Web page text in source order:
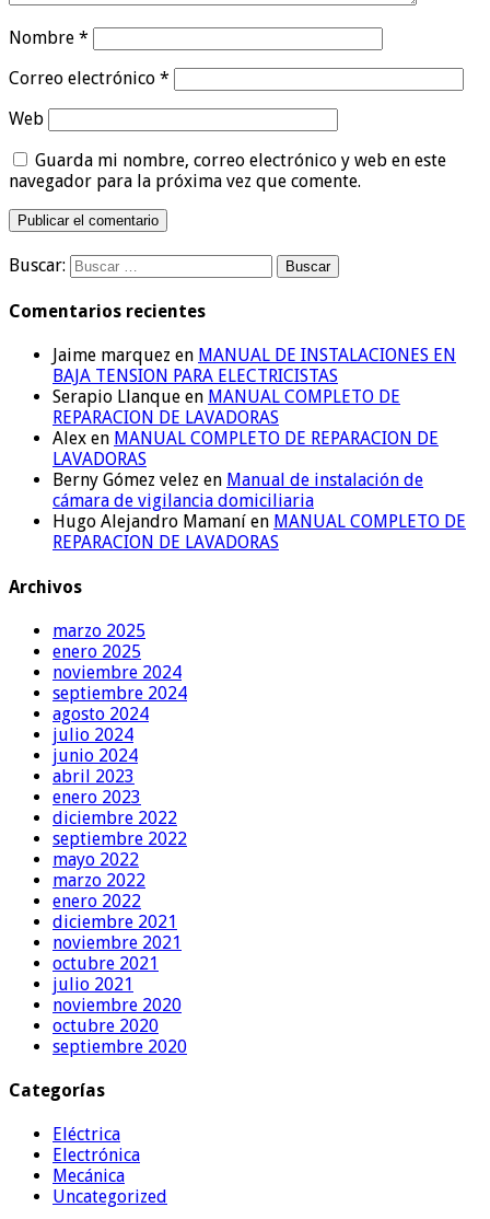
Nombre *
Correo electrónico *
Web
Guarda mi nombre, correo electrónico y web en este
navegador para la próxima vez que comente.
Buscar:
Comentarios recientes
Jaime marquez en MANUAL DE INSTALACIONES EN
BAJA TENSION PARA ELECTRICISTAS
Serapio Llanque en MANUAL COMPLETO DE
REPARACION DE LAVADORAS
Alex en MANUAL COMPLETO DE REPARACION DE
LAVADORAS
Berny Gómez velez en Manual de instalación de
cámara de vigilancia domiciliaria
Hugo Alejandro Mamaní en MANUAL COMPLETO DE
REPARACION DE LAVADORAS
Archivos
marzo 2025
enero 2025
noviembre 2024
septiembre 2024
agosto 2024
julio 2024
junio 2024
abril 2023
enero 2023
diciembre 2022
septiembre 2022
mayo 2022
marzo 2022
enero 2022
diciembre 2021
noviembre 2021
octubre 2021
julio 2021
noviembre 2020
octubre 2020
septiembre 2020
Categorías
Eléctrica
Electrónica
Mecánica
Uncategorized